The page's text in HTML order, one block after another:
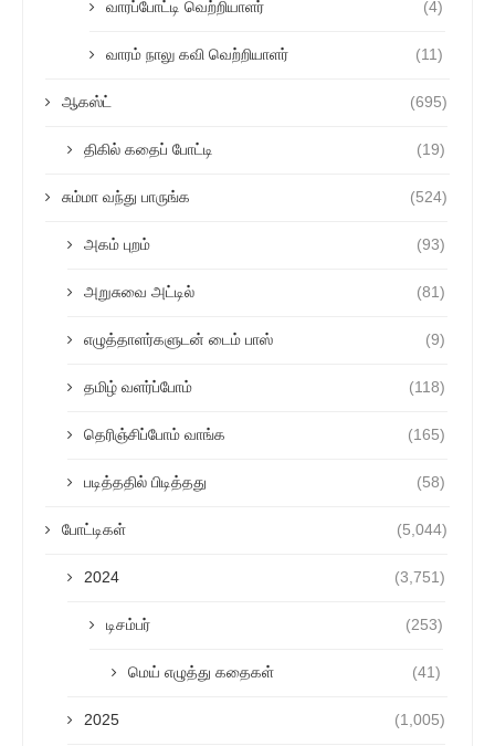
வாரப்போட்டி வெற்றியாளர் (4)
வாரம் நாலு கவி வெற்றியாளர் (11)
ஆகஸ்ட் (695)
திகில் கதைப் போட்டி (19)
சும்மா வந்து பாருங்க (524)
அகம் புறம் (93)
அறுசுவை அட்டில் (81)
எழுத்தாளர்களுடன் டைம் பாஸ் (9)
தமிழ் வளர்ப்போம் (118)
தெரிஞ்சிப்போம் வாங்க (165)
படித்ததில் பிடித்தது (58)
போட்டிகள் (5,044)
2024 (3,751)
டிசம்பர் (253)
மெய் எழுத்து கதைகள் (41)
2025 (1,005)